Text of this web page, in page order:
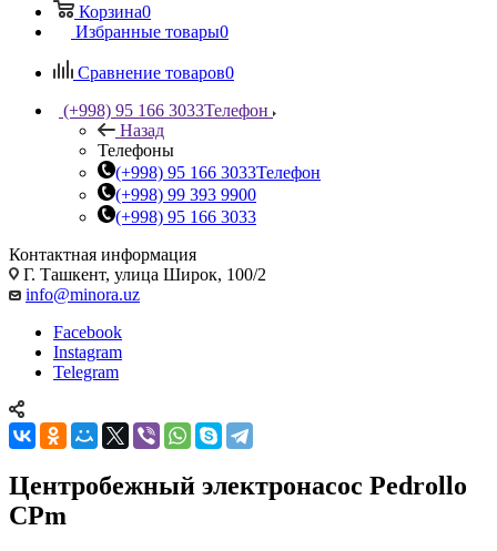
Корзина0
Избранные товары0
Сравнение товаров0
(+998) 95 166 3033Телефон
Назад
Телефоны
(+998) 95 166 3033Телефон
(+998) 99 393 9900
(+998) 95 166 3033
Контактная информация
Г. Ташкент, улица Широк, 100/2
info@minora.uz
Facebook
Instagram
Telegram
Центробежный электронасос Pedrollo
CPm